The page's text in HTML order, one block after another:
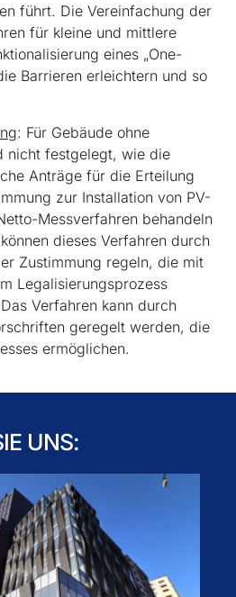
führt. Die Vereinfachung der
für kleine und mittlere
eines „One-
Barrieren erleichtern und so
: Für Gebäude ohne
nicht festgelegt, wie die
Anträge für die Erteilung
zur Installation von PV-
Messverfahren behandeln
dieses Verfahren durch
Zustimmung regeln, die mit
Legalisierungsprozess
Verfahren kann durch
geregelt werden, die
ermöglichen.
UNS: